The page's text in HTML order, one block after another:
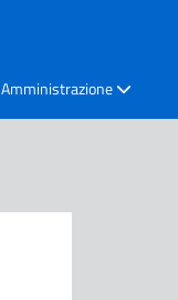
Amministrazione